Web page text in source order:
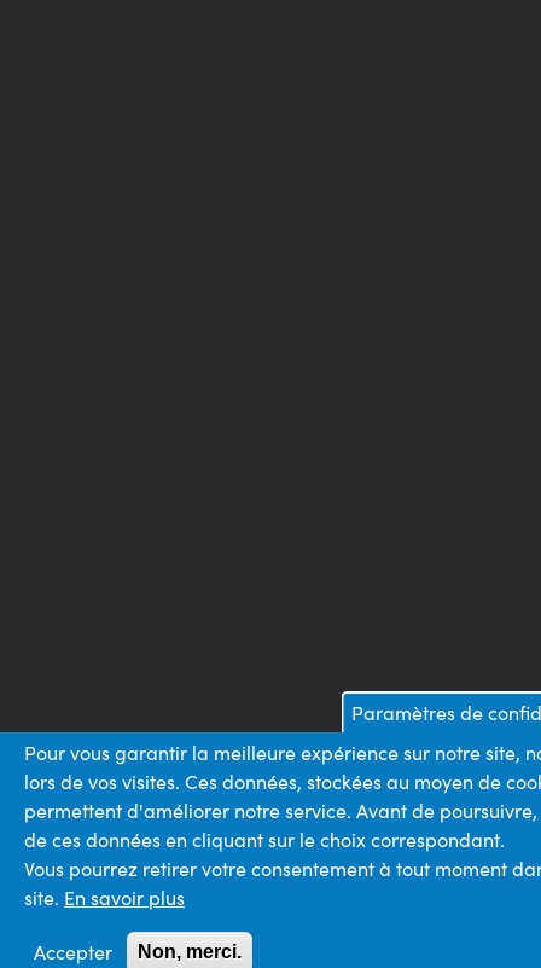
Paramètres de
Pour vous garantir la meilleure expérience sur notre site,
lors de vos visites. Ces données, stockées au moyen de
permettent d'améliorer notre service. Avant de
de ces données en cliquant sur le choix correspondant.
Vous pourrez retirer votre consentement à tout moment
site. En savoir plus
Accepter Non, merci.